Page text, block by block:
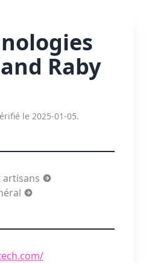
Raby
le 2025-01-05.
artisans